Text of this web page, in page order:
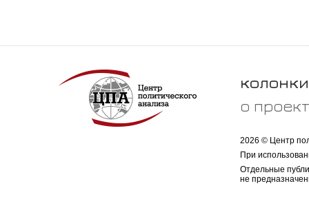
колонки
о
2026 © Центр
При
Отдельные
не